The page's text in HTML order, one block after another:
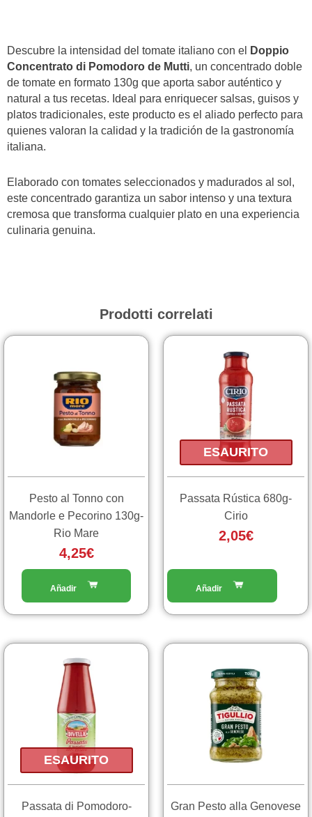
quantità
Descubre la intensidad del tomate italiano con el
Doppio
Concentrato di Pomodoro de Mutti, un concentrado doble
de tomate en formato 130g que aporta sabor auténtico y
natural a tus recetas. Ideal para enriquecer salsas, guisos y
platos tradicionales, este producto es el aliado perfecto para
quienes valoran la calidad y la tradición de la gastronomía
italiana.
Elaborado con tomates seleccionados y madurados al sol,
este concentrado garantiza un sabor intenso y una textura
cremosa que transforma cualquier plato en una experiencia
culinaria genuina.
Prodotti correlati
Pesto al Tonno con
Mandorle e Pecorino 130g-
Rio Mare
4,25€
ESAURITO
Passata Rústica 680g-
Cirio
2,05€
ESAURITO
Passata di Pomodoro-
Gran Pesto alla Genovese